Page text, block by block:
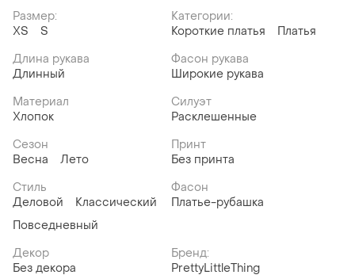
Размер:
ХS
S
Категории:
Короткие платья
Платья
Длина рукава
Длинный
Фасон рукава
Широкие рукава
Материал
Хлопок
Силуэт
Расклешенные
Сезон
Весна
Лето
Принт
Без принта
Стиль
Деловой
Классический
Повседневный
Фасон
Платье-рубашка
Декор
Без декора
Бренд:
PrettyLittleThing